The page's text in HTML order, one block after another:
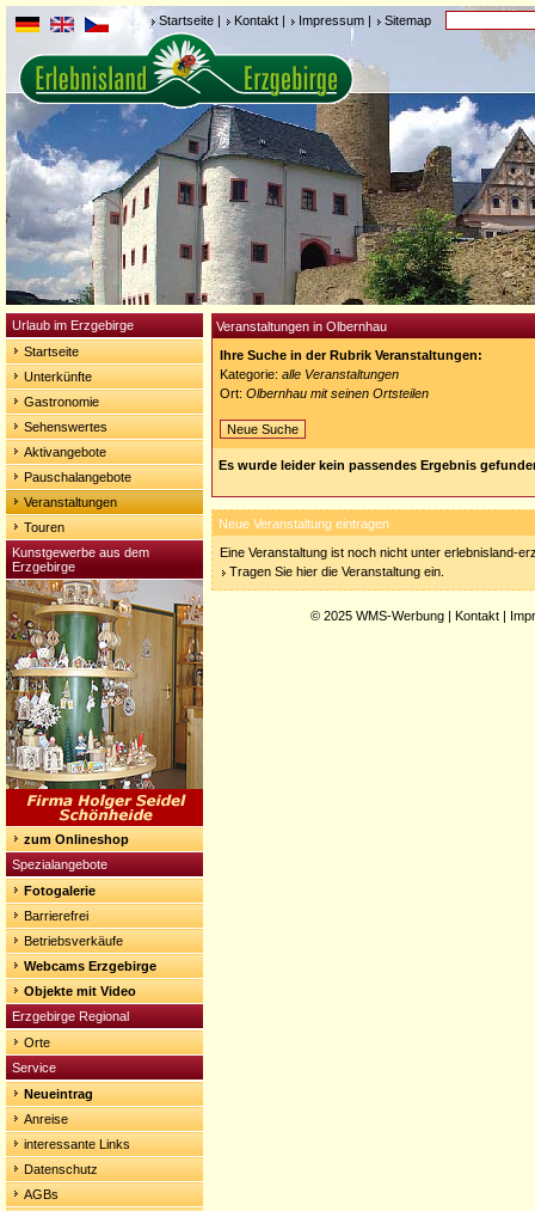
Startseite | Kontakt | Impressum | Sitemap
Urlaub im Erzgebirge
Startseite
Unterkünfte
Gastronomie
Sehenswertes
Aktivangebote
Pauschalangebote
Veranstaltungen
Touren
Kunstgewerbe aus dem
Erzgebirge
zum Onlineshop
Spezialangebote
Fotogalerie
Barrierefrei
Betriebsverkäufe
Webcams Erzgebirge
Objekte mit Video
Erzgebirge Regional
Orte
Service
Neueintrag
Anreise
interessante Links
Datenschutz
AGBs
Veranstaltungen in Olbernhau
Ihre Suche in der Rubrik Veranstaltungen:
Kategorie: alle Veranstaltungen
Ort: Olbernhau mit seinen Ortsteilen
Neue Suche
Es wurde leider kein passendes Ergebnis
Neue Veranstaltung eintragen
Eine Veranstaltung ist noch nicht unter erlebnisland-
Tragen Sie hier die Veranstaltung ein.
© 2025 WMS-Werbung | Kontakt |